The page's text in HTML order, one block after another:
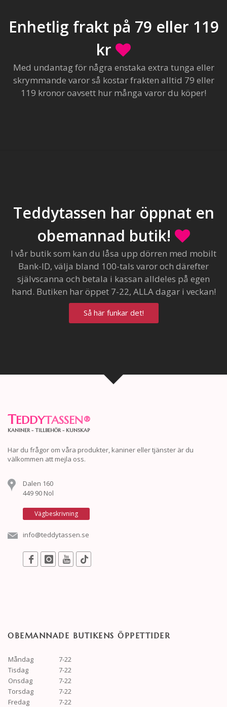
Enhetlig frakt på 79 eller 119
kr
Med undantag för några enstaka extra tunga eller
skrymmande varor så kostar frakten alltid 79 eller
119 kronor oavsett hur många varor du köper!
Teddytassen har öppnat en
obemannad butik!
I vår butik som kan du låsa upp dörren med mobilt
Bank-ID, välja bland 100-tals varor och därefter
självscanna och betala i kassan alldeles på egen
hand. Butiken har öppet 7-22, ALLA dagar i veckan!
Så här funkar det!
TEDDYTASSEN®
KANINER - TILLBEHÖR - KUNSKAP
Har du frågor om våra produkter, kaniner eller tjänster är du
välkommen att mejla oss.
Dalen 160
449 90 Nol
Vägbeskrivning
info@teddytassen.se
OBEMANNADE BUTIKENS ÖPPETTIDER
Måndag
7-22
Tisdag
7-22
Onsdag
7-22
Torsdag
7-22
Fredag
7-22